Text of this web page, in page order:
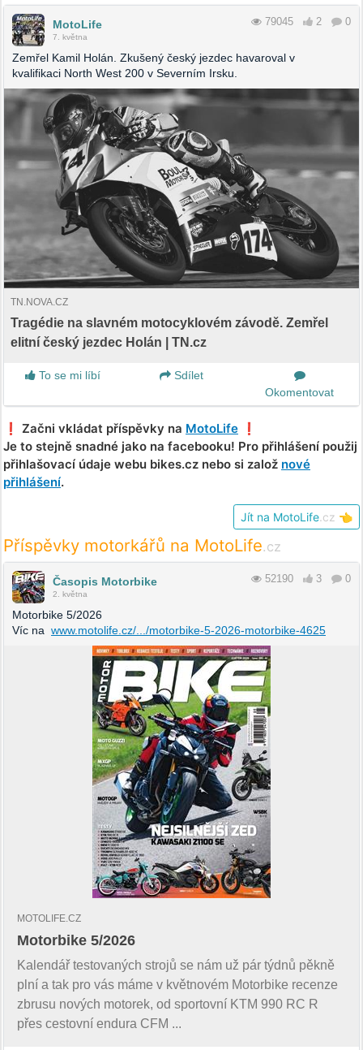
MotoLife
7. května
79045 2 0
Zemřel Kamil Holán. Zkušený český jezdec havaroval v
kvalifikaci North West 200 v Severním Irsku.
TN.NOVA.CZ
Tragédie na slavném motocyklovém závodě. Zemřel
elitní český jezdec Holán | TN.cz
To se mi líbí
Sdílet
Okomentovat
❗️ Začni vkládat příspěvky na MotoLife ❗️
Je to stejně snadné jako na facebooku! Pro přihlášení použij
přihlašovací údaje webu bikes.cz nebo si založ nové
přihlášení.
Jít na MotoLife .cz 👈
Příspěvky motorkářů na MotoLife.cz
Časopis Motorbike
2. května
52190 3 0
Motorbike 5/2026
Víc na www.motolife.cz/.../motorbike-5-2026-motorbike-4625
MOTOLIFE.CZ
Motorbike 5/2026
Kalendář testovaných strojů se nám už pár týdnů pěkně
plní a tak pro vás máme v květnovém Motorbike recenze
zbrusu nových motorek, od sportovní KTM 990 RC R
přes cestovní endura CFM ...